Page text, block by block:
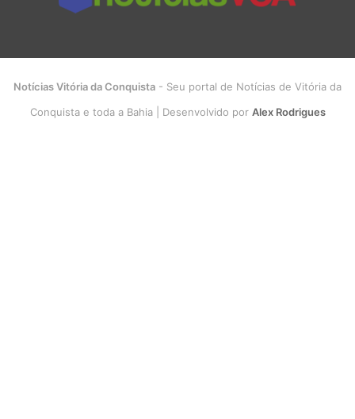
Notícias Vitória da Conquista - Seu portal de Notícias de Vitória da
Conquista e toda a Bahia | Desenvolvido por Alex Rodrigues